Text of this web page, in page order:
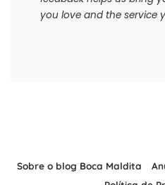
you love and the service
Sobre o blog Boca Maldita